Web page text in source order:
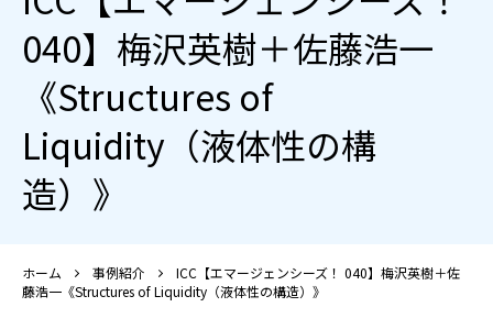
040】梅沢英樹＋佐藤浩一
《Structures of
Liquidity（液体性の構
造）》
ホーム 事例紹介
ICC【エマージェンシーズ！ 040】梅沢英樹＋佐
藤浩一《Structures of Liquidity（液体性の構造）》